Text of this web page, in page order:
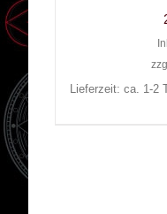
Lieferzeit: ca. 1-2